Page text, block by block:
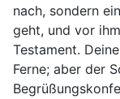
nach, sondern
geht, und vor
Testament.
Ferne; aber der